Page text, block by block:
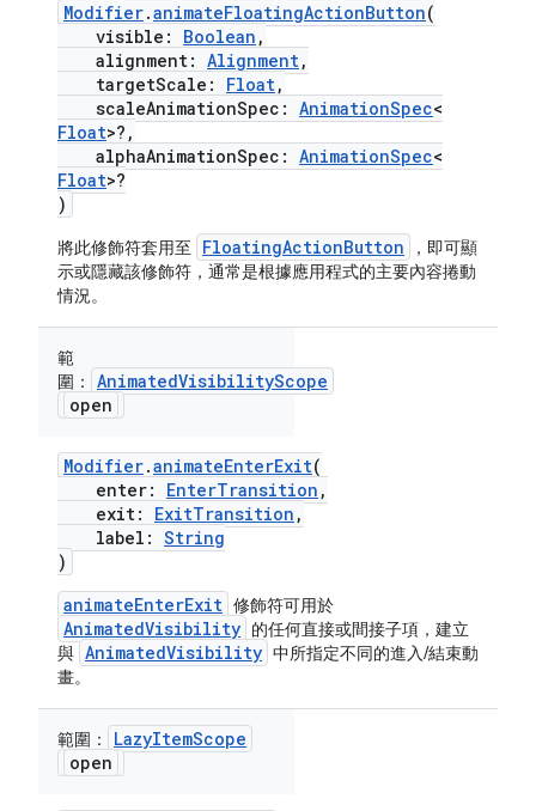
Modifier.animateFloatingActionButton(
visible: Boolean ,
alignment: Alignment,
targetScale: Float,
scaleAnimationSpec: AnimationSpec<
Float>?,
alphaAnimationSpec: AnimationSpec<
Float>?
)
將此修飾符套用至 FloatingActionButton
，即可顯
示或隱藏該修飾符，通常是根據應用程式的主要內容捲動
情況。
範
圍：
AnimatedVisibilityScope
open
Modifier.animateEnterExit(
enter: EnterTransition ,
exit: ExitTransition ,
label: String
)
animateEnterExit 修飾符可用於
AnimatedVisibility 的任何直接或間接子項，建立
與 AnimatedVisibility 中所指定不同的進入/結束動
畫。
範圍：
LazyItemScope
open